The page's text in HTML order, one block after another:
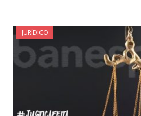
JURÍDICO